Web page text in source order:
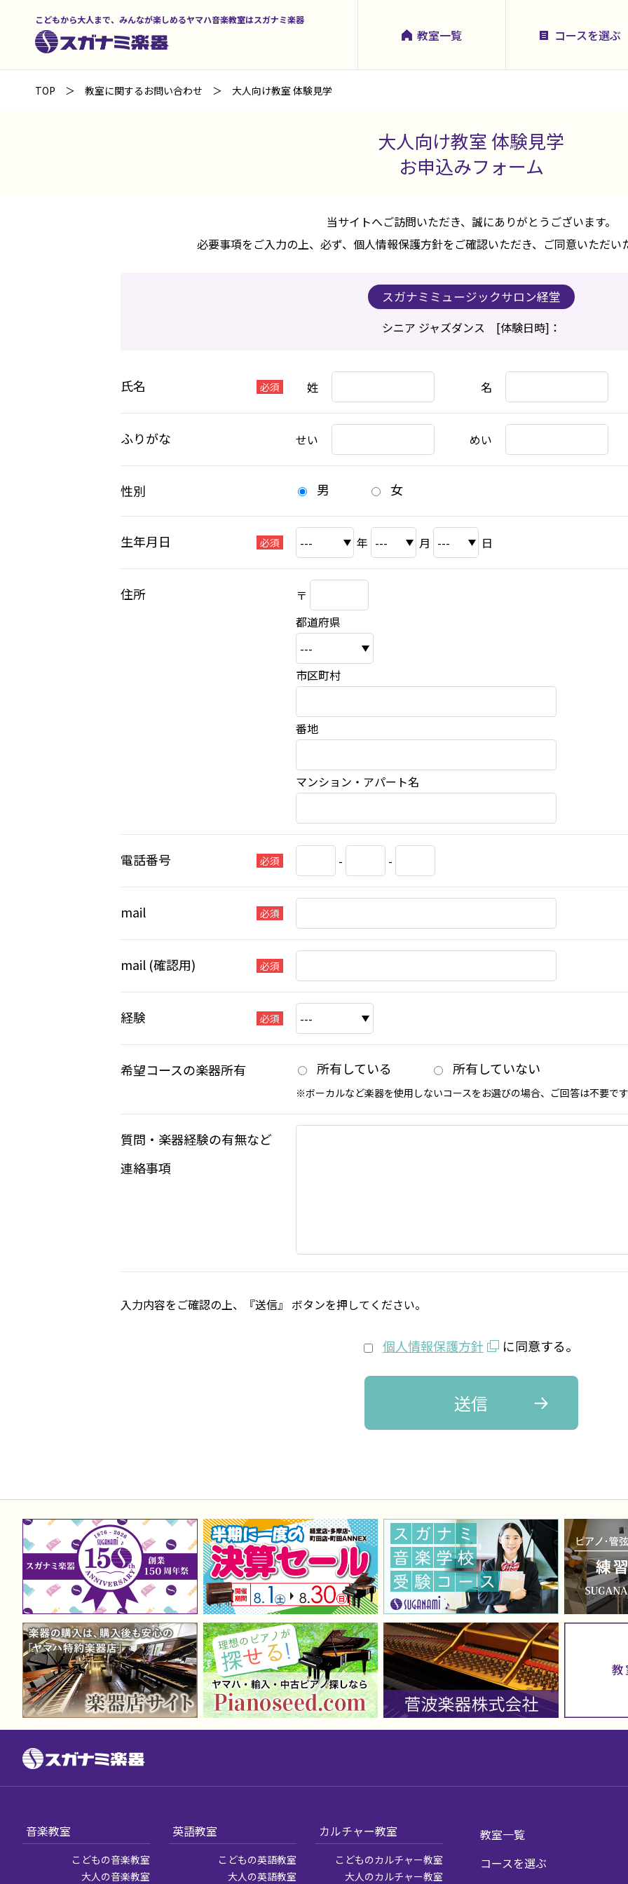
こどもから大人まで、みんなが楽しめるヤマハ音楽教室はスガナミ楽器
教室一覧 コースを選ぶ
TOP 教室に関するお問い合わせ 大人向け教室 体験見学
大人向け教室 体験見学
お申込みフォーム
当サイトへご訪問いただき、誠にありがとうございます。
必要事項をご入力の上、必ず、個人情報保護方針をご確認いただき、ご同意いただい
スガナミミュージックサロン経堂
シニア ジャズダンス [体験日時]：
氏名 必須 姓 名
ふりがな せい めい
性別 男 女
生年月日 必須 年 月 日
住所
〒
都道府県
市区町村
番地
マンション・アパート名
電話番号 必須 - -
mail 必須
mail (確認用) 必須
経験 必須
希望コースの楽器所有 所有している 所有していない
※ボーカルなど楽器を使用しないコースをお選びの場合、ご回答は不要で
質問・楽器経験の有無など
連絡事項
入力内容をご確認の上、『送信』 ボタンを押してください。
個人情報保護方針 に同意する。
音楽教室
こどもの音楽教室
大人の音楽教室
英語教室
こどもの英語教室
大人の英語教室
カルチャー教室
こどものカルチャー教室
大人のカルチャー教室
教室一覧
コースを選ぶ